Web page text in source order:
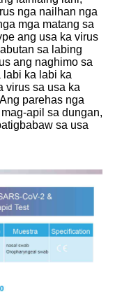
nga nailhan nga
mga matang sa
ang usa ka virus
sa labing
ang naghimo sa
labi ka labi ka
virus sa usa ka
parehas nga
apil sa dungan,
sa usa